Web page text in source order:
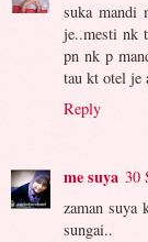
suka mandi
je..mesti nk
pn nk p
tau kt otel je
Reply
me suya 30
zaman suya
sungai..